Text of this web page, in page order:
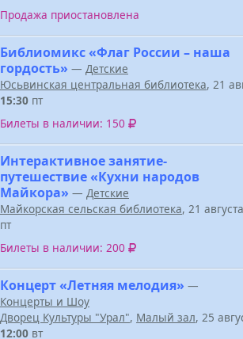
Продажа приостановлена
Библиомикс «Флаг России – наша
гордость» — Детские
Юсьвинская центральная библиотека, 21
15:30 пт
Билеты в наличии: 150
Интерактивное занятие-
путешествие «Кухни народов
Майкора» — Детские
Майкорская сельская библиотека, 21
пт
Билеты в наличии: 200
Концерт «Летняя мелодия» —
Концерты и Шоу
Дворец Культуры "Урал", Малый зал, 25
12:00 вт